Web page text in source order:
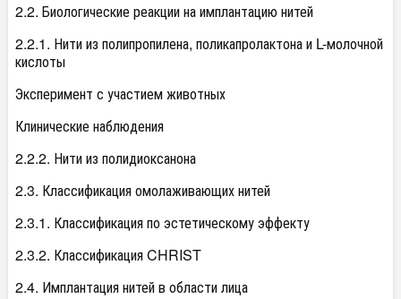
2.2. Биологические реакции на имплантацию нитей
2.2.1. Нити из полипропилена, поликапролактона и L-молочной
кислоты
Эксперимент с участием животных
Клинические наблюдения
2.2.2. Нити из полидиоксанона
2.3. Классификация омолаживающих нитей
2.3.1. Классификация по эстетическому эффекту
2.3.2. Классификация CHRIST
2.4. Имплантация нитей в области лица